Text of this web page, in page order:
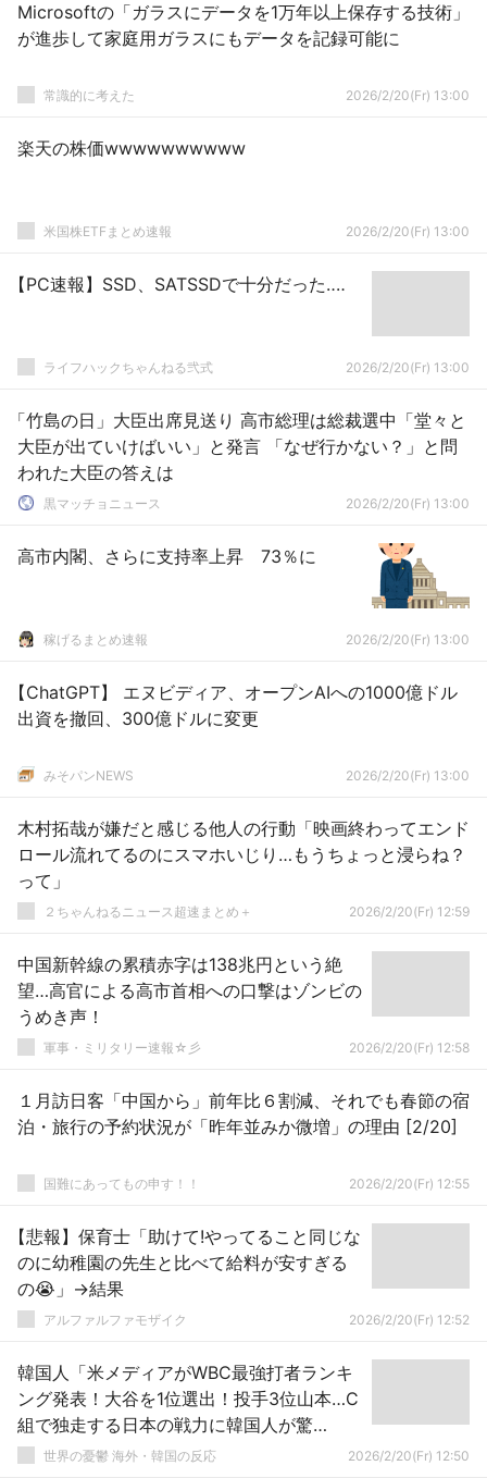
Microsoftの「ガラスにデータを1万年以上保存する技術」
が進歩して家庭用ガラスにもデータを記録可能に
常識的に考えた 2026/2/20(Fr) 13:00
楽天の株価wwwwwwwwww
米国株ETFまとめ速報 2026/2/20(Fr) 13:00
【PC速報】SSD、SATSSDで十分だった‥‥
ライフハックちゃんねる弐式 2026/2/20(Fr) 13:00
「竹島の日」大臣出席見送り 高市総理は総裁選中「堂々と
大臣が出ていけばいい」と発言 「なぜ行かない？」と問
われた大臣の答えは
黒マッチョニュース 2026/2/20(Fr) 13:00
高市内閣、さらに支持率上昇 73％に
稼げるまとめ速報 2026/2/20(Fr) 13:00
【ChatGPT】 エヌビディア、オープンAIへの1000億ドル
出資を撤回、300億ドルに変更
みそパンNEWS 2026/2/20(Fr) 13:00
木村拓哉が嫌だと感じる他人の行動「映画終わってエンド
ロール流れてるのにスマホいじり…もうちょっと浸らね？
って」
２ちゃんねるニュース超速まとめ＋ 2026/2/20(Fr) 12:59
中国新幹線の累積赤字は138兆円という絶
望…高官による高市首相への口撃はゾンビの
うめき声！
軍事・ミリタリー速報☆彡 2026/2/20(Fr) 12:58
１月訪日客「中国から」前年比６割減、それでも春節の宿
泊・旅行の予約状況が「昨年並みか微増」の理由 [2/20]
国難にあってもの申す！！ 2026/2/20(Fr) 12:55
【悲報】保育士「助けて!やってること同じな
のに幼稚園の先生と比べて給料が安すぎる
の😭」→結果
アルファルファモザイク 2026/2/20(Fr) 12:52
韓国人「米メディアがWBC最強打者ランキ
ング発表！大谷を1位選出！投手3位山本…C
組で独走する日本の戦力に韓国人が驚
愕！」→「もはや反則級の存在‥（ﾌﾞﾙﾌﾞﾙ」
世界の憂鬱 海外・韓国の反応 2026/2/20(Fr) 12:50